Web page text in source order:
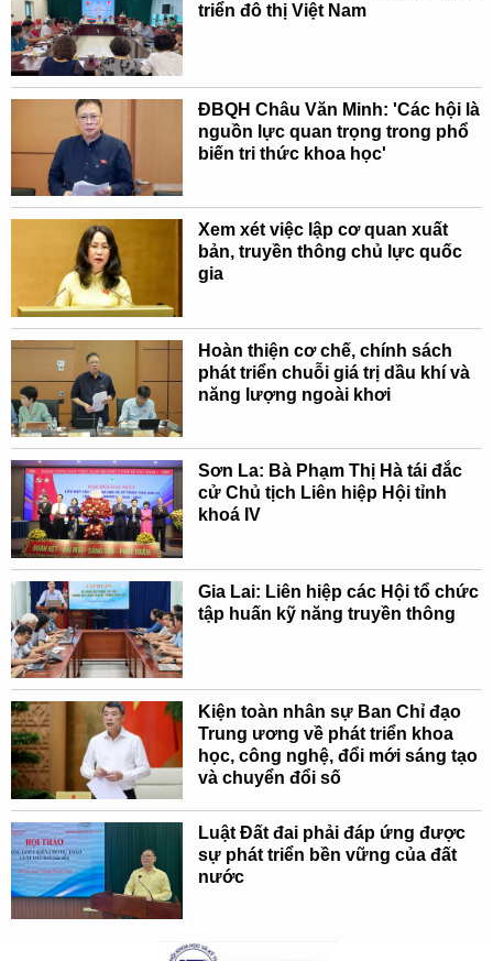
triển đô thị Việt Nam
ĐBQH Châu Văn Minh: 'Các hội là
nguồn lực quan trọng trong phổ
biến tri thức khoa học'
Xem xét việc lập cơ quan xuất
bản, truyền thông chủ lực quốc
gia
Hoàn thiện cơ chế, chính sách
phát triển chuỗi giá trị dầu khí và
năng lượng ngoài khơi
Sơn La: Bà Phạm Thị Hà tái đắc
cử Chủ tịch Liên hiệp Hội tỉnh
khoá IV
Gia Lai: Liên hiệp các Hội tổ chức
tập huấn kỹ năng truyền thông
Kiện toàn nhân sự Ban Chỉ đạo
Trung ương về phát triển khoa
học, công nghệ, đổi mới sáng tạo
và chuyển đổi số
Luật Đất đai phải đáp ứng được
sự phát triển bền vững của đất
nước